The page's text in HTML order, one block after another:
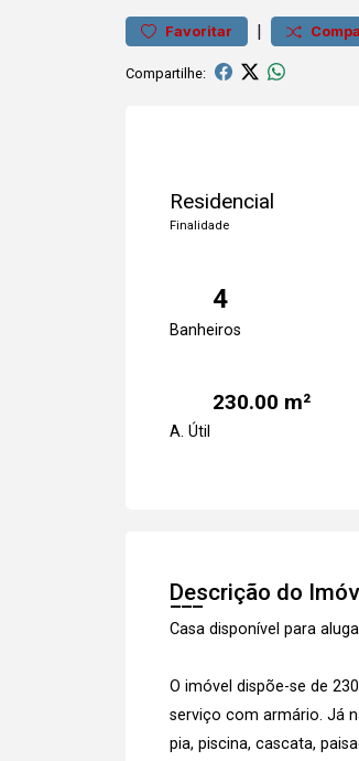
Favoritar |
Compartilhe:
Residencial
Finalidade
4
Banheiros
230.00 m²
A. Útil
Descrição do
Casa disponível para
O imóvel dispõe-se de
serviço com armário. Já
pia, piscina, cascata,